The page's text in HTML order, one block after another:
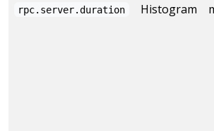
rpc.server.duration Histogram